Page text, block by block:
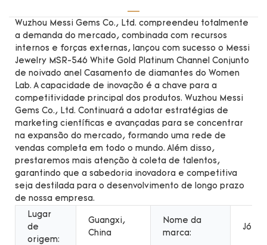
Wuzhou Messi Gems Co., Ltd. compreendeu totalmente
a demanda do mercado, combinada com recursos
internos e forças externas, lançou com sucesso o Messi
Jewelry MSR-546 White Gold Platinum Channel Conjunto
de noivado anel Casamento de diamantes do Women
Lab. A capacidade de inovação é a chave para a
competitividade principal dos produtos. Wuzhou Messi
Gems Co., Ltd. Continuará a adotar estratégias de
marketing científicas e avançadas para se concentrar
na expansão do mercado, formando uma rede de
vendas completa em todo o mundo. Além disso,
prestaremos mais atenção à coleta de talentos,
garantindo que a sabedoria inovadora e competitiva
seja destilada para o desenvolvimento de longo prazo
de nossa empresa.
Lugar
de
origem:
Guangxi,
China
Nome da
marca:
Jóias